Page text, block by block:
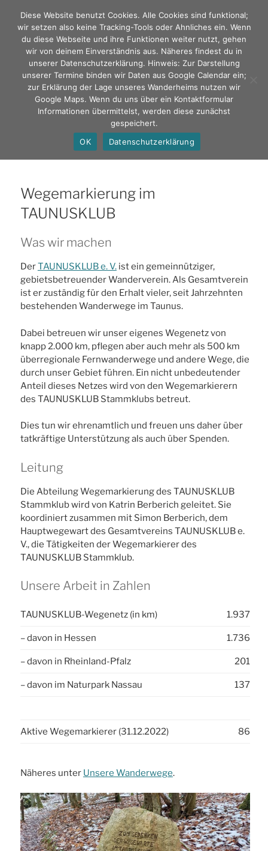
Inhalt
springen
TAUNUSKLUB Stammklub
gegr. 1868 e. V.
Menü
Wegemarkierung im
TAUNUSKLUB
Was wir machen
DerTAUNUSKLUB e. V.ist ein gemeinnütziger,
gebietsbetreuender Wanderverein. Als Gesamtverein
ist er zuständig für den Erhalt vieler, seit Jahrzehnten
bestehenden Wanderwege im Taunus.
Dabei betreuen wir unser eigenes Wegenetz von
knapp 2.000 km, pflegen aber auch mehr als 500 km
überregionale Fernwanderwege und andere Wege, die
durch unser Gebiet führen. Ein nicht unbedeutender
Anteil dieses Netzes wird von den Wegemarkierern
des TAUNUSKLUB Stammklubs betreut.
Dies tun wir ehrenamtlich und freuen uns daher über
tatkräftige Unterstützung als auch über Spenden.
Leitung
Die Abteilung Wegemarkierung des TAUNUSKLUB
Stammklub wird von Katrin Berberich geleitet. Sie
koordiniert zusammen mit Simon Berberich, dem
Hauptwegewart des Gesamtvereins TAUNUSKLUB e.
V., die Tätigkeiten der Wegemarkierer des
TAUNUSKLUB Stammklub.
Unsere Arbeit in Zahlen
TAUNUSKLUB-Wegenetz (in km) 1.937
– davon in Hessen 1.736
– davon in Rheinland-Pfalz 201
– davon im Naturpark Nassau 137
Aktive Wegemarkierer (31.12.2022) 86
Näheres unter Unsere Wanderwege.
Diese Website benutzt Cookies. Alle Cookies sind funktional;
wir setzen also keine Tracking-Tools oder Ahnliches ein. Wenn
du diese Webseite und ihre Funktionen weiter nutzt, gehen
wir von deinem Einverständnis aus. Näheres findest du in
unserer Datenschutzerklärung. Hinweis: Zur Darstellung
unserer Termine binden wir Daten aus Google Calendar ein;
zur Erklärung der Lage unseres Wanderheims nutzen wir
Google Maps. Wenn du uns über ein Kontaktformular
Informationen übermittelst, werden diese zunächst
gespeichert.
OK
Datenschutzerklärung